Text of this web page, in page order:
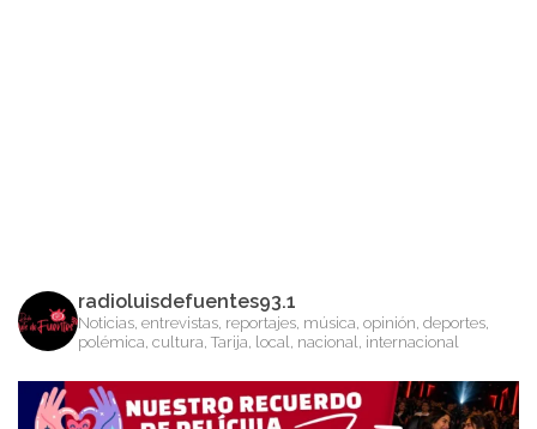
radioluisdefuentes93.1
Noticias, entrevistas, reportajes, música, opinión, deportes,
polémica, cultura, Tarija, local, nacional, internacional